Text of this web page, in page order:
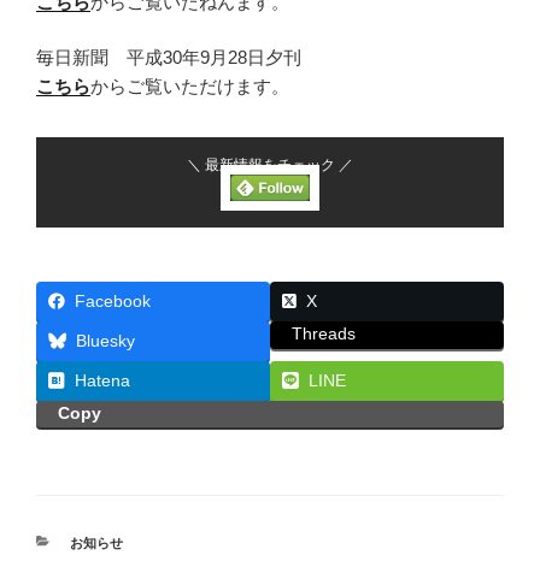
毎日新聞 平成30年9月28日夕刊
こちらからご覧いただけます。
＼ 最新情報をチェック ／
Facebook X
Bluesky Threads
Hatena
LINE
Copy
カ
お知らせ